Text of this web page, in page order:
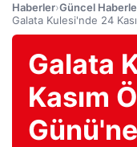
Haberler›Güncel
Galata Kulesi'nde 24
Galata
Kasım